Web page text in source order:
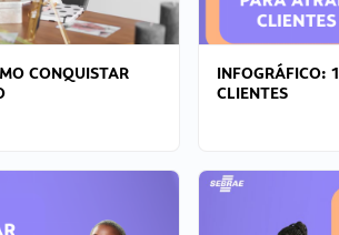
CONQUISTAR
INFOGRÁFICO:
CLIENTES